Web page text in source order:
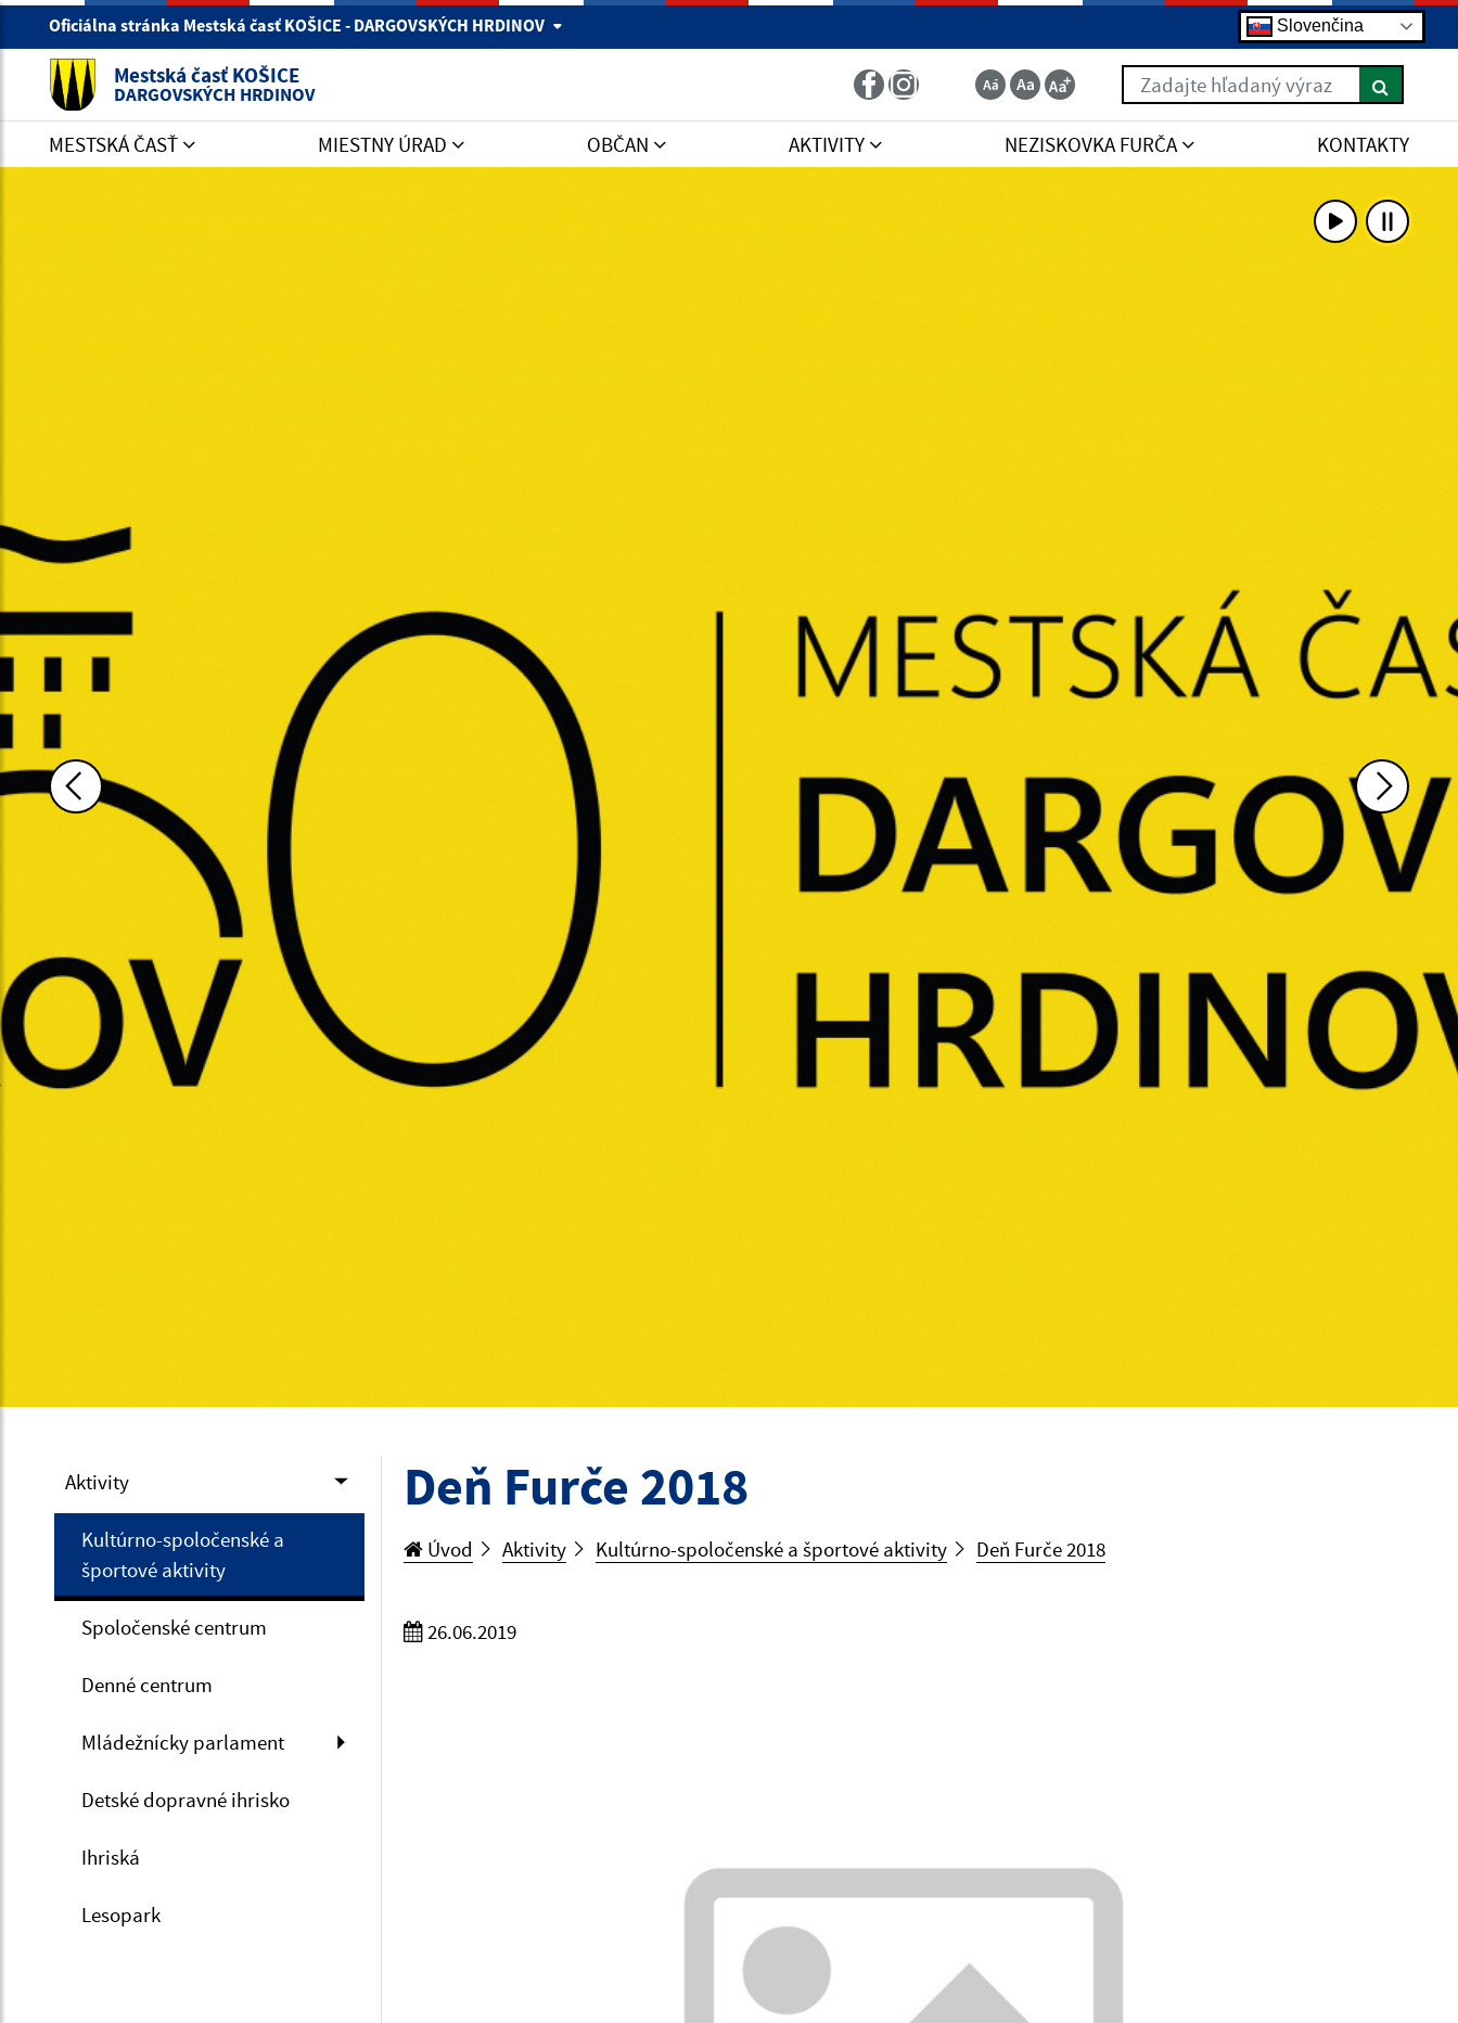
Oficiálna stránka Mestská časť KOŠICE - DARGOVSKÝCH HRDINOV Slovenčina
Mestská časť KOŠICE
DARGOVSKÝCH HRDINOV
Zadajte hľadaný výraz
MESTSKÁ ČASŤ MIESTNY ÚRAD OBČAN AKTIVITY NEZISKOVKA FURČA KONTAKTY
Aktivity
Kultúrno-spoločenské a
športové aktivity
Spoločenské centrum
Denné centrum
Mládežnícky parlament
Detské dopravné ihrisko
Ihriská
Lesopark
Deň Furče 2018
Úvod Aktivity Kultúrno-spoločenské a športové aktivity Deň Furče 2018
26.06.2019